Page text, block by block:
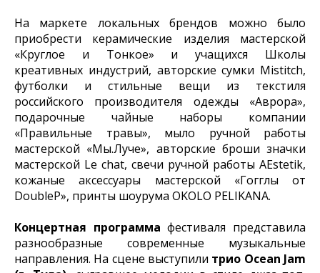
На маркете локальных брендов можно было
приобрести керамические изделия мастерской
«Круглое и Тонкое» и учащихся Школы
креативных индустрий, авторские сумки Mistitch,
футболки и стильные вещи из текстиля
российского производителя одежды «Аврора»,
подарочные чайные наборы компании
«Правильные травы», мыло ручной работы
мастерской «Мы.Луче», авторские броши значки
мастерской Le chat, свечи ручной работы АЕstetik,
кожаные аксессуары мастерской «Гогглы от
DoubleP», принты шоурума OKOLO PELIKANA.
Концертная программа фестиваля представила
разнообразные современные музыкальные
направления. На сцене выступили трио Ocean Jam